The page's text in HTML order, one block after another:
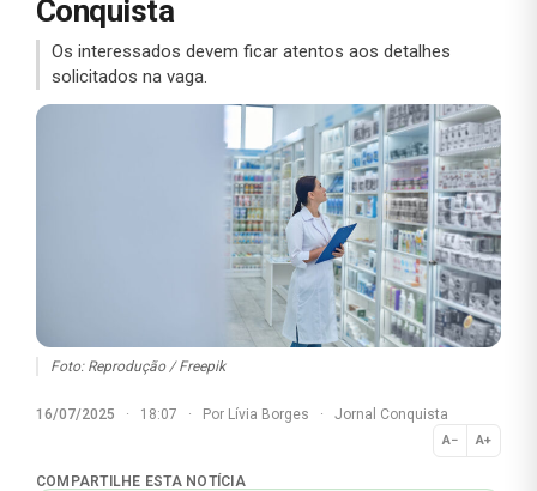
Conquista
Os interessados devem ficar atentos aos detalhes
solicitados na vaga.
Foto: Reprodução / Freepik
16/07/2025 · 18:07 · Por Lívia Borges · Jornal Conquista
A− A+
Normal
COMPARTILHE ESTA NOTÍCIA